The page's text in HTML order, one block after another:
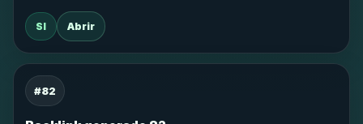
SI Abrir
#82